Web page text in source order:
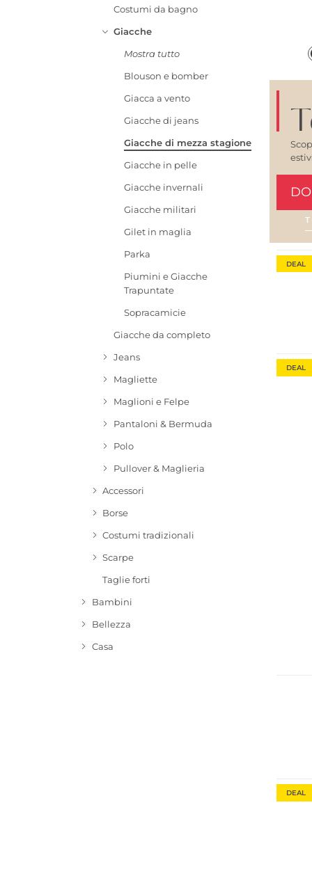
Costumi da bagno
Giacche
Mostra tutto
Blouson e bomber
Giacca a vento
Giacche di jeans
Giacche di mezza stagione
Giacche in pelle
Giacche invernali
Giacche militari
Gilet in maglia
Parka
Piumini e Giacche
Trapuntate
Sopracamicie
Giacche da completo
Jeans
Magliette
Maglioni e Felpe
Pantaloni & Bermuda
Polo
Pullover & Maglieria
Accessori
Borse
Costumi tradizionali
Scarpe
Taglie forti
Bambini
Bellezza
Casa
DEAL
DEAL
DEAL